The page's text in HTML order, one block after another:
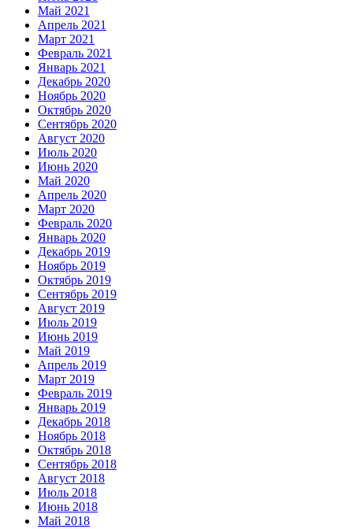
Май 2021
Апрель 2021
Март 2021
Февраль 2021
Январь 2021
Декабрь 2020
Ноябрь 2020
Октябрь 2020
Сентябрь 2020
Август 2020
Июль 2020
Июнь 2020
Май 2020
Апрель 2020
Март 2020
Февраль 2020
Январь 2020
Декабрь 2019
Ноябрь 2019
Октябрь 2019
Сентябрь 2019
Август 2019
Июль 2019
Июнь 2019
Май 2019
Апрель 2019
Март 2019
Февраль 2019
Январь 2019
Декабрь 2018
Ноябрь 2018
Октябрь 2018
Сентябрь 2018
Август 2018
Июль 2018
Июнь 2018
Май 2018